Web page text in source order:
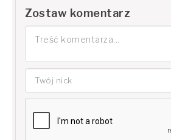
Zostaw komentarz